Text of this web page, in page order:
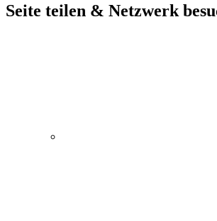
Seite teilen & Netzwerk